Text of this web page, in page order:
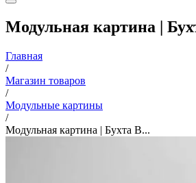
Модульная картина |
Главная
/
Магазин товаров
/
Модульные картины
/
Модульная картина | Бухта В...